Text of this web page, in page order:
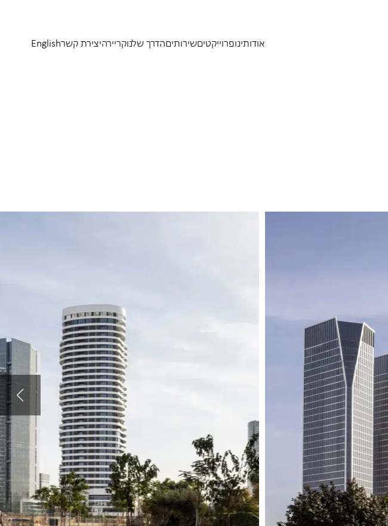
אודותינופרוייקטיםשירותיםהדרך שלנוקריירהיצירת קשרEnglish